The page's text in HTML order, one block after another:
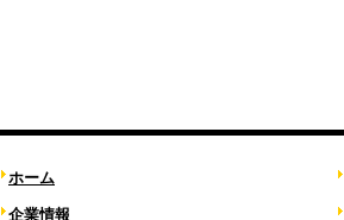
ホーム
企業情報